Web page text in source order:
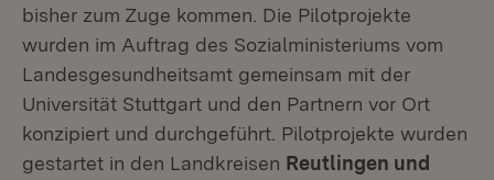
bisher zum Zuge kommen. Die Pilotprojekte
wurden im Auftrag des Sozialministeriums vom
Landesgesundheitsamt gemeinsam mit der
Universität Stuttgart und den Partnern vor Ort
konzipiert und durchgeführt. Pilotprojekte wurden
gestartet in den Landkreisen Reutlingen und